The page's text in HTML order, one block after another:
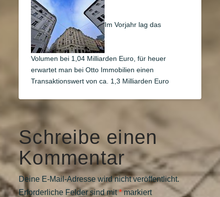
Im Vorjahr lag das
Volumen bei 1,04 Milliarden Euro, für heuer
erwartet man bei Otto Immobilien einen
Transaktionswert von ca. 1,3 Milliarden Euro
Schreibe einen
Kommentar
Deine E-Mail-Adresse wird nicht veröffentlicht.
Erforderliche Felder sind mit*markiert